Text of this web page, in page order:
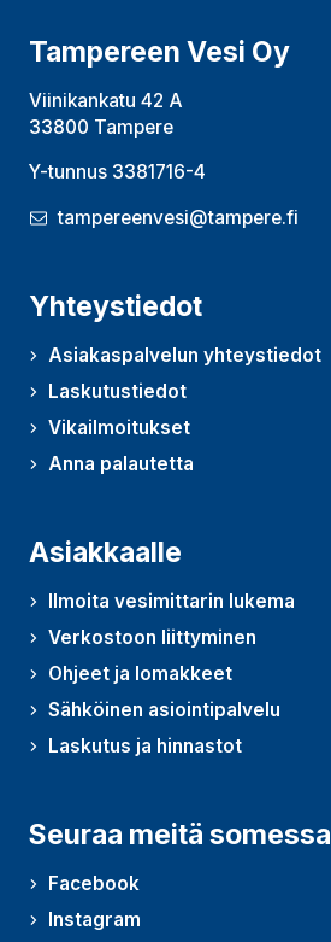
Tampereen Vesi Oy
Viinikankatu 42 A
33800 Tampere
Y-tunnus 3381716-4
tampereenvesi@tampere.fi
Yhteystiedot
Asiakaspalvelun yhteystiedot
Laskutustiedot
Vikailmoitukset
Anna palautetta
(Avautuu uudessa ikkunassa)
Asiakkaalle
Ilmoita vesimittarin lukema
Verkostoon liittyminen
Ohjeet ja lomakkeet
Sähköinen asiointipalvelu
Laskutus ja hinnastot
Seuraa meitä somessa
Facebook
Instagram